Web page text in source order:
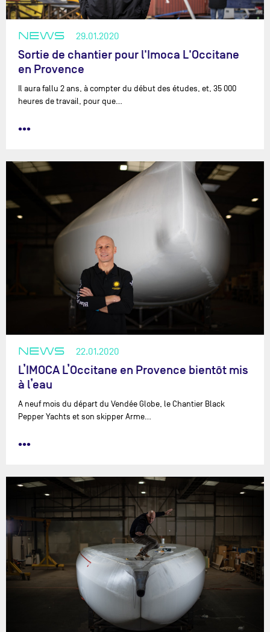
NEWS 29.01.2020
Sortie de chantier pour l'Imoca L'Occitane
en Provence
Il aura fallu 2 ans, à compter du début des études, et, 35 000
heures de travail, pour que…
•••
NEWS 22.01.2020
L’IMOCA L’Occitane en Provence bientôt mis
à l’eau
A neuf mois du départ du Vendée Globe, le Chantier Black
Pepper Yachts et son skipper Arme…
•••